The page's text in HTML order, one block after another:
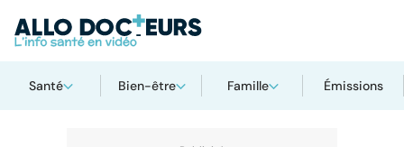
Santé Bien-être Famille Émissions